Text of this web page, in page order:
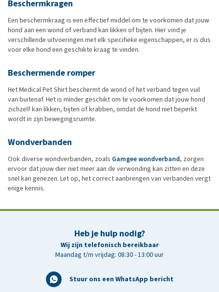
Beschermkragen
Een beschermkraag is een effectief middel om te voorkomen dat jouw
hond aan een wond of verband kan likken of bijten. Hier vind je
verschillende uitvoeringen met elk specifieke eigenschappen, er is dus
voor elke hond een geschikte kraag te vinden.
Beschermende romper
Het Medical Pet Shirt beschermt de wond of het verband tegen vuil
van buitenaf. Het is minder geschikt om te voorkomen dat jouw hond
zichzelf kan likken, bijten of krabben, omdat de hond niet beperkt
wordt in zijn bewegingsruimte.
Wondverbanden
Ook diverse wondverbanden, zoals Gamgee wondverband, zorgen
ervoor dat jouw dier niet meer aan de verwonding kan zitten en deze
snel kan genezen. Let op, het correct aanbrengen van verbanden vergt
enige kennis.
Heb je hulp nodig?
Wij zijn telefonisch bereikbaar
Maandag t/m vrijdag: 08:30 - 13:00 uur
Stuur ons een WhatsApp bericht